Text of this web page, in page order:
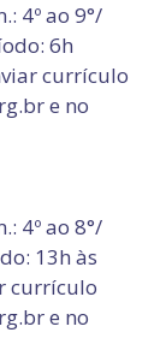
4º ao 9°/
6h
currículo
e no
4º ao 8°/
13h às
currículo
e no